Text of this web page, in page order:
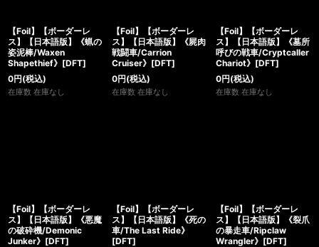
【Foil】【ボーダーレ
ス】【日本語版】《蝋の
姿泥棒/Waxen
Shapethief》[DFT]
0円(税込)
在庫数 在庫なし
【Foil】【ボーダーレ
ス】【日本語版】《屍肉
戦闘車/Carrion
Cruiser》[DFT]
0円(税込)
在庫数 在庫なし
【Foil】【ボーダーレ
ス】【日本語版】《墓所
呼びの戦車/Cryptcaller
Chariot》[DFT]
0円(税込)
在庫数 在庫なし
【Foil】【ボーダーレ
ス】【日本語版】《悪魔
の破砕機/Demonic
Junker》[DFT]
【Foil】【ボーダーレ
ス】【日本語版】《死の
車/The Last Ride》
[DFT]
【Foil】【ボーダーレ
ス】【日本語版】《裂爪
の暴走車/Ripclaw
Wrangler》[DFT]